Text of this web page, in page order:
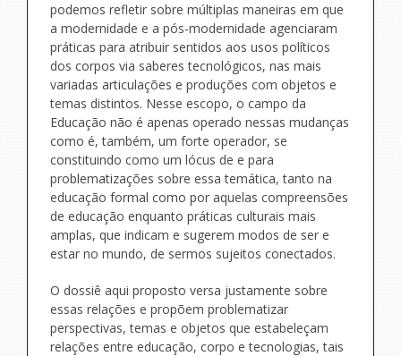
podemos refletir sobre múltiplas maneiras em que
a modernidade e a pós-modernidade agenciaram
práticas para atribuir sentidos aos usos políticos
dos corpos via saberes tecnológicos, nas mais
variadas articulações e produções com objetos e
temas distintos. Nesse escopo, o campo da
Educação não é apenas operado nessas mudanças
como é, também, um forte operador, se
constituindo como um lócus de e para
problematizações sobre essa temática, tanto na
educação formal como por aquelas compreensões
de educação enquanto práticas culturais mais
amplas, que indicam e sugerem modos de ser e
estar no mundo, de sermos sujeitos conectados.
O dossiê aqui proposto versa justamente sobre
essas relações e propõem problematizar
perspectivas, temas e objetos que estabeleçam
relações entre educação, corpo e tecnologias, tais